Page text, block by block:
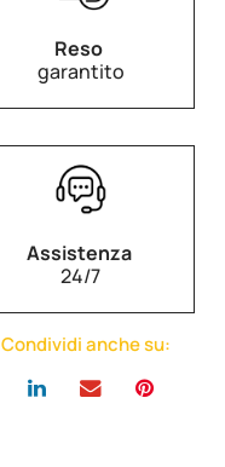
Reso
garantito
Assistenza
24/7
Condividi anche su: